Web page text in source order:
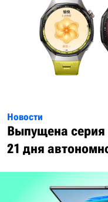
Новости
Выпущена серия
21 дня